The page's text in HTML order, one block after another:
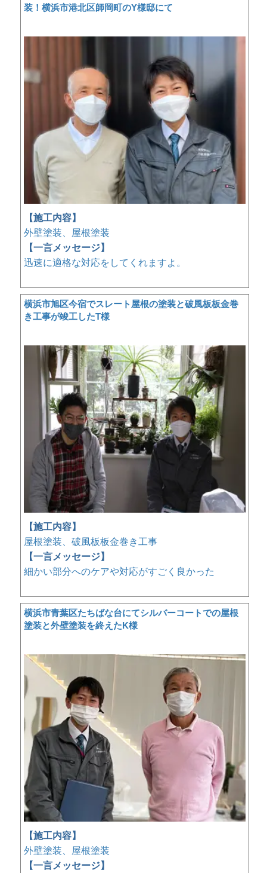
装！横浜市港北区師岡町のY様邸にて
【施工内容】
外壁塗装、屋根塗装
【一言メッセージ】
迅速に適格な対応をしてくれますよ。
横浜市旭区今宿でスレート屋根の塗装と破風板板金巻
き工事が竣工したT様
【施工内容】
屋根塗装、破風板板金巻き工事
【一言メッセージ】
細かい部分へのケアや対応がすごく良かった
横浜市青葉区たちばな台にてシルバーコートでの屋根
塗装と外壁塗装を終えたK様
【施工内容】
外壁塗装、屋根塗装
【一言メッセージ】